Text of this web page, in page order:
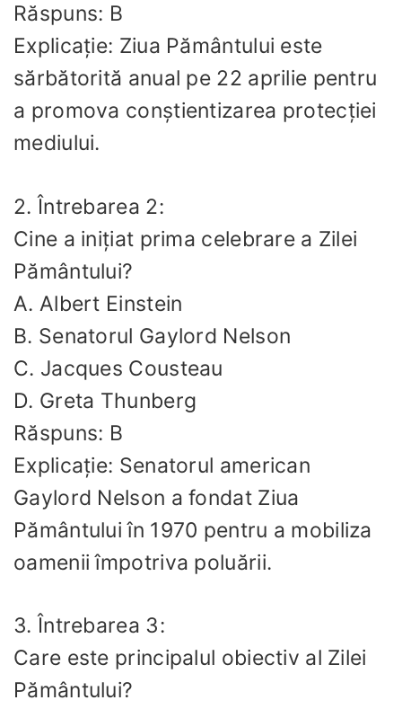
Răspuns: B
Explicație: Ziua Pământului este
sărbătorită anual pe 22 aprilie pentru
a promova conștientizarea protecției
mediului.
2. Întrebarea 2:
Cine a inițiat prima celebrare a Zilei
Pământului?
A. Albert Einstein
B. Senatorul Gaylord Nelson
C. Jacques Cousteau
D. Greta Thunberg
Răspuns: B
Explicație: Senatorul american
Gaylord Nelson a fondat Ziua
Pământului în 1970 pentru a mobiliza
oamenii împotriva poluării.
3. Întrebarea 3:
Care este principalul obiectiv al Zilei
Pământului?